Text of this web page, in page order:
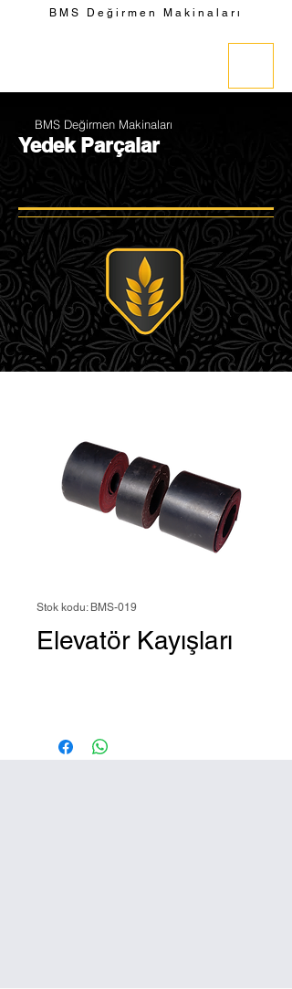
BMS Değirmen Makinaları
BMS Değirmen Makinaları
Yedek Parçalar
Stok kodu: BMS-019
Elevatör Kayışları